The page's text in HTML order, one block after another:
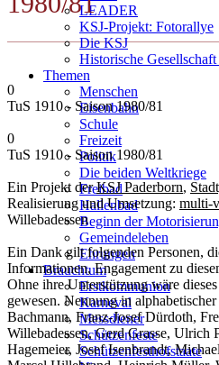
LEADER
KSJ-Projekt: Fotorallye
Die KSJ
Historische Gesellschaft
Themen
Menschen
Eisenbahn
Schule
Freizeit
Politik
Die beiden Weltkriege
Freibad
Hallenbad
Beginn der
Gemeindeleben
Ehrungen
Brauchtum
Erstkommunion
Karneval
Messdiener
Schützenfeste
Schützenfesthofstaate
0
TuS 1910 - Saison 1980/81
0
TuS 1910 - Saison 1980/81
Ein Projekt derKSJ Paderborn,
Realisierung und Umsetzung: multi-
Willebadessen
Ein Dank gilt folgenden Personen,
Informationen, Engagement zu
Ohne ihre Unterstützung wäre
gewesen. Nennung in
Bachmann, Franz-Josef Dürdoth,
Willebadessen, Gerd Grasse, Ulrich
Hagemeier, Josef Isenbrandt,